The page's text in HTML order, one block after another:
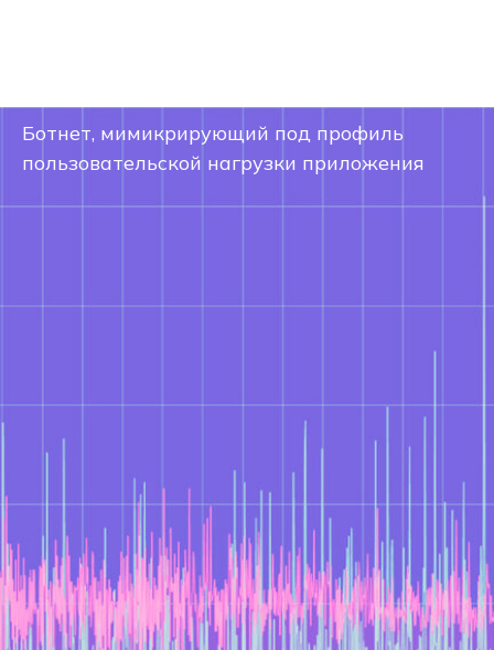
Ботнет, мимикрирующий под профиль
пользовательской нагрузки приложения